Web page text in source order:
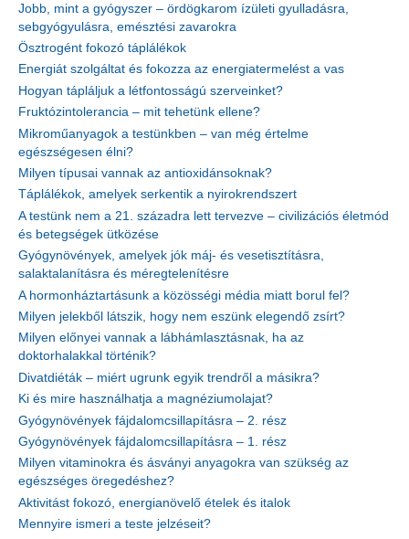
Jobb, mint a gyógyszer – ördögkarom ízületi gyulladásra,
sebgyógyulásra, emésztési zavarokra
Ösztrogént fokozó táplálékok
Energiát szolgáltat és fokozza az energiatermelést a vas
Hogyan tápláljuk a létfontosságú szerveinket?
Fruktózintolerancia – mit tehetünk ellene?
Mikroműanyagok a testünkben – van még értelme
egészségesen élni?
Milyen típusai vannak az antioxidánsoknak?
Táplálékok, amelyek serkentik a nyirokrendszert
A testünk nem a 21. századra lett tervezve – civilizációs életmód
és betegségek ütközése
Gyógynövények, amelyek jók máj- és vesetisztításra,
salaktalanításra és méregtelenítésre
A hormonháztartásunk a közösségi média miatt borul fel?
Milyen jelekből látszik, hogy nem eszünk elegendő zsírt?
Milyen előnyei vannak a lábhámlasztásnak, ha az
doktorhalakkal történik?
Divatdiéták – miért ugrunk egyik trendről a másikra?
Ki és mire használhatja a magnéziumolajat?
Gyógynövények fájdalomcsillapításra – 2. rész
Gyógynövények fájdalomcsillapításra – 1. rész
Milyen vitaminokra és ásványi anyagokra van szükség az
egészséges öregedéshez?
Aktivitást fokozó, energianövelő ételek és italok
Mennyire ismeri a teste jelzéseit?